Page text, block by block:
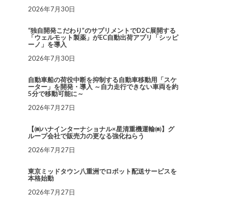
2026年7月30日
“独自開発こだわり”のサプリメントでD2C展開する
「ウェルモット製薬」がEC自動出荷アプリ「シッピ
ーノ」を導入
2026年7月30日
自動車船の荷役中断を抑制する自動車移動用「スケ
ーター」を開発・導入 ～自力走行できない車両を約
5分で移動可能に～
2026年7月27日
【㈱ハナインターナショナル×星清重機運輸㈱】グ
ループ会社で販売力の更なる強化ねらう
2026年7月27日
東京ミッドタウン八重洲でロボット配送サービスを
本格始動
2026年7月27日